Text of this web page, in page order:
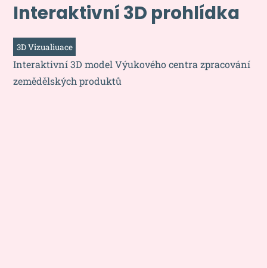
Interaktivní 3D prohlídka
3D Vizualiuace
Interaktivní 3D model Výukového centra zpracování
zemědělských produktů